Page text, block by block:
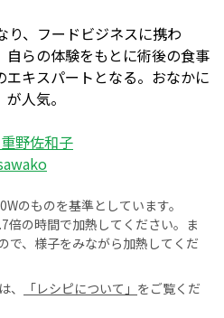
り、フードビジネスに携わ
自らの体験をもとに術後の食事
キスパートとなる。おなかに
人気。
野佐和子
のものを基準としています。
倍の時間で加熱してください。ま
で、様子をみながら加熱してくだ
「レシピについて」 をご覧くだ